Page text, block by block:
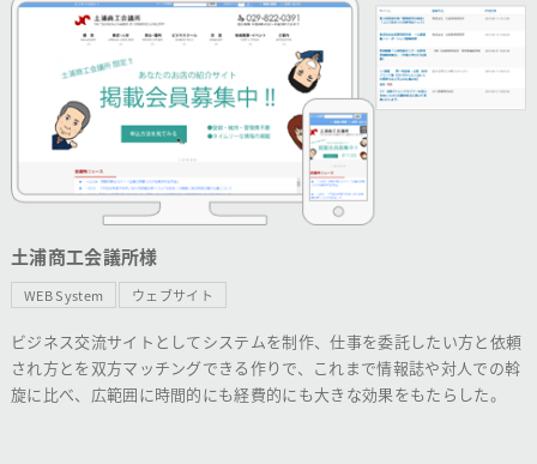
土浦商工会議所様
WEB System ウェブサイト
ビジネス交流サイトとしてシステムを制作、仕事を委託したい方と依頼
され方とを双方マッチングできる作りで、これまで情報誌や対人での斡
旋に比べ、広範囲に時間的にも経費的にも大きな効果をもたらした。